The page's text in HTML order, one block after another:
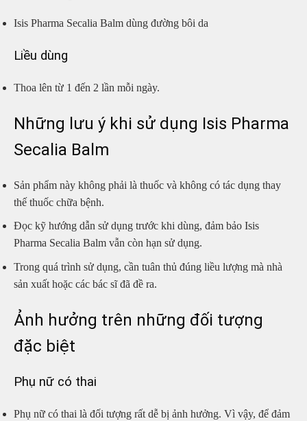
Isis Pharma Secalia Balm dùng đường bôi da
Liều dùng
Thoa lên từ 1 đến 2 lần mỗi ngày.
Những lưu ý khi sử dụng Isis Pharma
Secalia Balm
Sản phẩm này không phải là thuốc và không có tác dụng thay
thế thuốc chữa bệnh.
Đọc kỹ hướng dẫn sử dụng trước khi dùng, đảm bảo Isis
Pharma Secalia Balm vẫn còn hạn sử dụng.
Trong quá trình sử dụng, cần tuân thủ đúng liều lượng mà nhà
sản xuất hoặc các bác sĩ đã đề ra.
Ảnh hưởng trên những đối tượng
đặc biệt
Phụ nữ có thai
Phụ nữ có thai là đối tượng rất dễ bị ảnh hưởng. Vì vậy, để đảm